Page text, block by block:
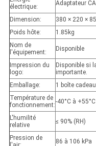
électrique:
Adaptateur
Dimension:
380 × 220 ×
Poids hôte:
1.85kg
Nom de
l'équipement:
Disponible
Impression du
logo:
Disponible si
importante.
Emballage:
1 boîte
Température de
fonctionnement:-40°C à +55°C
L'humilité
relative
≤ 90% (RH)
Pression de
86 à 106 kPa